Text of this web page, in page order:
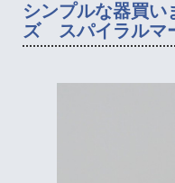
シンプルな器買
ズ スパイラルマ